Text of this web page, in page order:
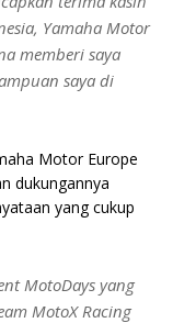
Yamaha Motor
memberi saya
saya di
Motor Europe
dukungannya
yang cukup
MotoDays yang
MotoX Racing